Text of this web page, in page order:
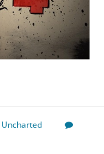
Uncharted